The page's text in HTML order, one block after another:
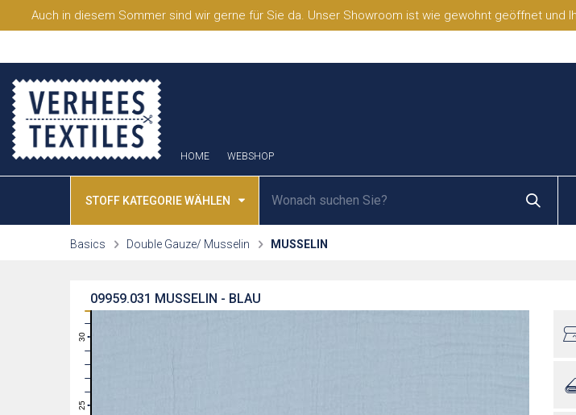
Auch in diesem Sommer sind wir gerne für Sie da. Unser Showroom ist wie gewohnt geöffnet
HOME WEBSHOP
STOFF KATEGORIE WÄHLEN
Basics Double Gauze/ Musselin MUSSELIN
MUSSELIN - BLAU
09959.031
25
26
27
28
29
30